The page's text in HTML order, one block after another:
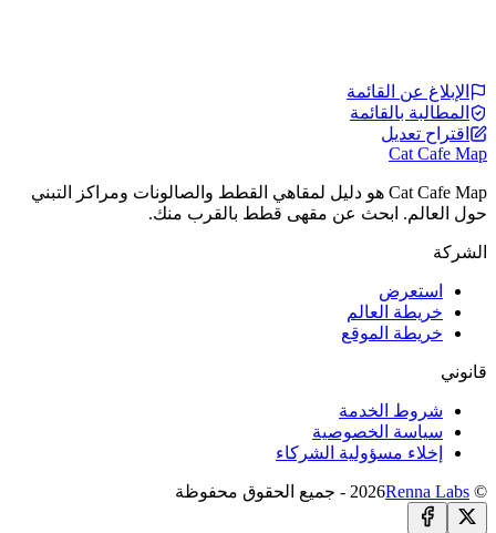
الإبلاغ عن القائمة
المطالبة بالقائمة
اقتراح تعديل
Cat Cafe Map
Cat Cafe Map هو دليل لمقاهي القطط والصالونات ومراكز التبني
حول العالم. ابحث عن مقهى قطط بالقرب منك.
الشركة
استعرض
خريطة العالم
خريطة الموقع
قانوني
شروط الخدمة
سياسة الخصوصية
إخلاء مسؤولية الشركاء
© 2026
Renna Labs - جميع الحقوق محفوظة